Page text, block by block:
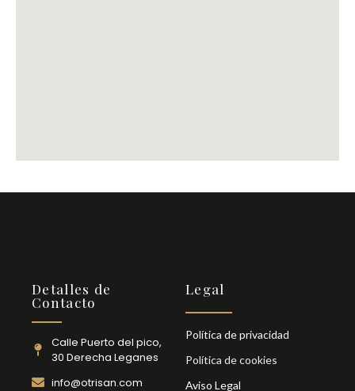
Detalles de
Contacto
Calle Puerto del pico,
30 Derecha Leganes
info@otrisan.com
Legal
Política de privacidad
Política de cookies
Aviso Legal